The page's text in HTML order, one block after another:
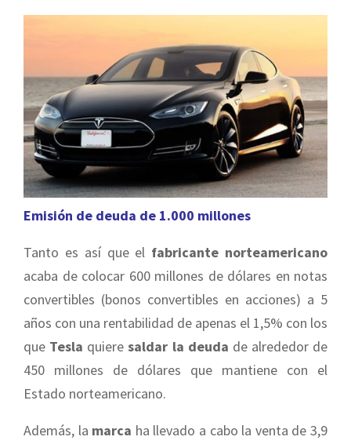
Emisión de deuda de 1.000 millones
Tanto es así que el fabricante norteamericano
acaba de colocar 600 millones de dólares en notas
convertibles (bonos convertibles en acciones) a 5
años con una rentabilidad de apenas el 1,5% con los
que Tesla quieresaldar la deuda de alrededor de
450 millones de dólares que mantiene con el
Estado norteamericano.
Además, la marca ha llevado a cabo la venta de 3,9